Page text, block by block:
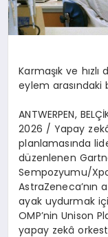
Karmaşık ve hızlı
eylem arasındaki
ANTWERPEN, BELÇİ
2026 / Yapay zek
planlamasında
düzenlenen
Sempozyumu/
AstraZeneca’nın
ayak uydurmak iç
OMP’nin Unison
yapay zekâ